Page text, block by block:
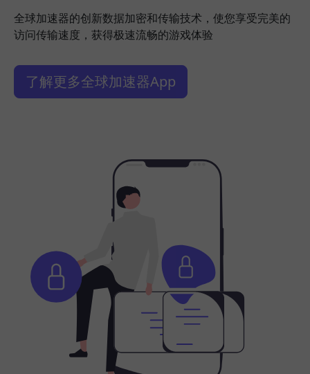
全球加速器的创新数据加密和传输技术，使您享受完美的
访问传输速度，获得极速流畅的游戏体验
了解更多全球加速器App